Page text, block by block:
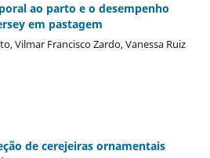
ao parto e o desempenho
em pastagem
Vilmar Francisco Zardo, Vanessa Ruiz
de cerejeiras ornamentais